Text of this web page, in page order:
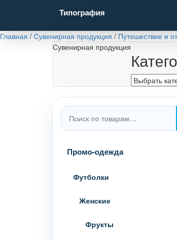
Типография
Главная / Сувенирная продукция / Путешествие и
Сувенирная продукция
Искать:
Промо-одежда
Футболки
Женские
Фрукты